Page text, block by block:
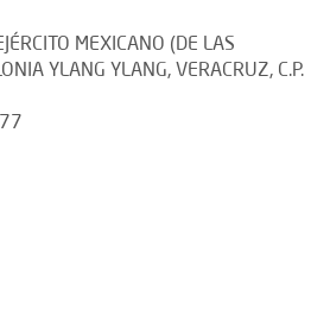
MEXICANO (DE LAS
YLANG YLANG, VERACRUZ, C.P.